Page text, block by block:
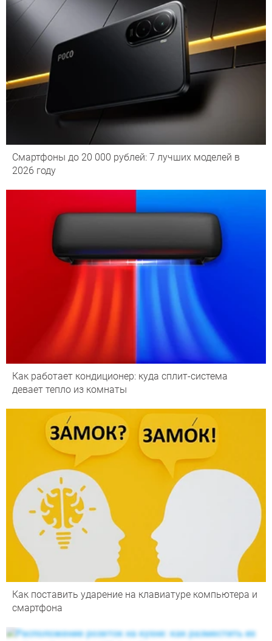
Смартфоны до 20 000 рублей: 7 лучших моделей в
2026 году
Как работает кондиционер: куда сплит-система
девает тепло из комнаты
Как поставить ударение на клавиатуре компьютера и
смартфона